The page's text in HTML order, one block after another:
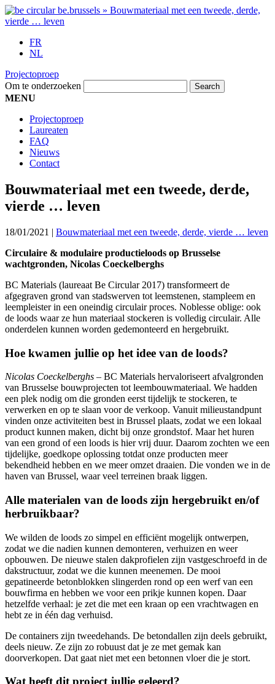
FR
NL
Projectoproep
Om te onderzoeken
MENU
Projectoproep
Laureaten
FAQ
Nieuws
Contact
Bouwmateriaal met een tweede, derde,
vierde … leven
18/01/2021 | Bouwmateriaal met een tweede, derde, vierde … leven
Circulaire & modulaire productieloods op Brusselse
wachtgronden, Nicolas Coeckelberghs
BC Materials (laureaat Be Circular 2017) transformeert de
afgegraven grond van stadswerven tot leemstenen, stampleem en
leempleister in een oneindig circulair proces. Noblesse oblige: ook
de loods waar ze hun materiaal stockeren is volledig circulair. Alle
onderdelen kunnen worden gedemonteerd en hergebruikt.
Hoe kwamen jullie op het idee van de loods?
Nicolas Coeckelberghs – BC Materials hervaloriseert afvalgronden
van Brusselse bouwprojecten tot leembouwmateriaal. We hadden
een plek nodig om die gronden eerst tijdelijk te stockeren, te
verwerken en op te slaan voor de verkoop. Vanuit milieustandpunt
vinden onze activiteiten best in Brussel plaats, zodat we een lokaal
product kunnen maken, dicht bij onze grondstof. Maar het huren
van een grond of een loods is hier vrij duur. Daarom zochten we een
tijdelijke, goedkope oplossing totdat onze producten meer
bekendheid hebben en we meer omzet draaien. Die vonden we in de
haven van Brussel, waar veel terreinen braak liggen.
Alle materialen van de loods zijn hergebruikt en/of
herbruikbaar?
We wilden de loods zo simpel en efficiënt mogelijk ontwerpen,
zodat we die nadien kunnen demonteren, verhuizen en weer
opbouwen. De nieuwe stalen dakprofielen zijn vastgeschroefd in de
dakstructuur, zodat we die kunnen meenemen. De mooi
gepatineerde betonblokken slingerden rond op een werf van een
bouwfirma en hebben we voor een prikje kunnen kopen. Daar
hetzelfde verhaal: je zet die met een kraan op een vrachtwagen en
hebt ze in één dag verhuisd.
De containers zijn tweedehands. De betondallen zijn deels gebruikt,
deels nieuw. Ze zijn zo robuust dat je ze met gemak kan
doorverkopen. Dat gaat niet met een betonnen vloer die je stort.